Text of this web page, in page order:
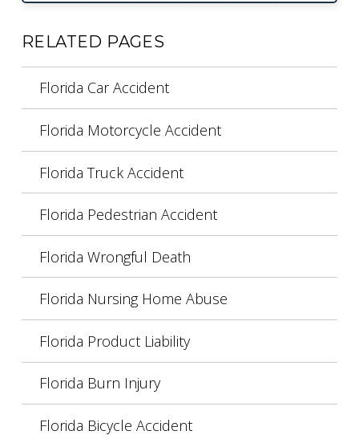
RELATED PAGES
Florida Car Accident
Florida Motorcycle Accident
Florida Truck Accident
Florida Pedestrian Accident
Florida Wrongful Death
Florida Nursing Home Abuse
Florida Product Liability
Florida Burn Injury
Florida Bicycle Accident